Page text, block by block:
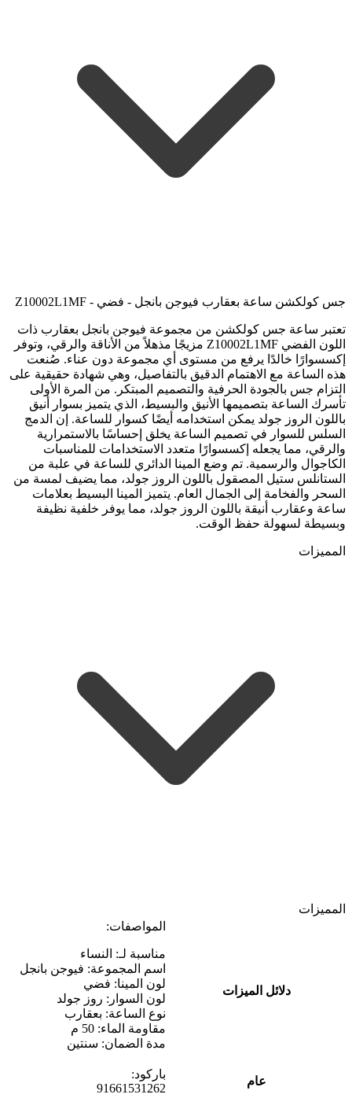
جس كولكشن ساعة بعقارب فيوجن بانجل - فضي - Z10002L1MF
تعتبر ساعة جس كولكشن من مجموعة فيوجن بانجل بعقارب ذات
اللون الفضي Z10002L1MF مزيجًا مذهلاً من الأناقة والرقي، وتوفر
إكسسوارًا خالدًا يرفع من مستوى أي مجموعة دون عناء. صُنعت
هذه الساعة مع الاهتمام الدقيق بالتفاصيل، وهي شهادة حقيقية على
التزام جس بالجودة الحرفية والتصميم المبتكر. من المرة الأولى
تأسرك الساعة بتصميمها الأنيق والبسيط، الذي يتميز بسوار أنيق
باللون الروز جولد يمكن استخدامه أيضًا كسوار للساعة. إن الدمج
السلس للسوار في تصميم الساعة يخلق إحساسًا بالاستمرارية
والرقي، مما يجعله إكسسوارًا متعدد الاستخدامات للمناسبات
الكاجوال والرسمية. تم وضع المينا الدائري للساعة في علبة من
الستانلس ستيل المصقول باللون الروز جولد، مما يضيف لمسة من
السحر والفخامة إلى الجمال العام. يتميز المينا البسيط بعلامات
ساعة وعقارب أنيقة باللون الروز جولد، مما يوفر خلفية نظيفة
وبسيطة لسهولة حفظ الوقت.
المميزات
المميزات
دلائل الميزات
المواصفات:
مناسبة لـ: النساء
اسم المجموعة: فيوجن بانجل
لون المينا: فضي
لون السوار: روز جولد
نوع الساعة: بعقارب
مقاومة الماء: 50 م
مدة الضمان: سنتين
عام
باركود:
91661531262